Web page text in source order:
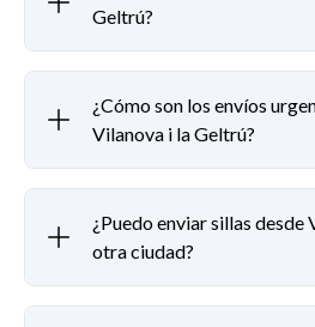
Geltrú?
¿Cómo son los envíos
Vilanova i la Geltrú?
¿Puedo enviar sillas desde
otra ciudad?